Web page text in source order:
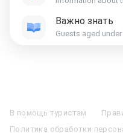
Важно знать
Guests aged
Отели в КазаниОтели в
В помощь туристам
Политика обработки